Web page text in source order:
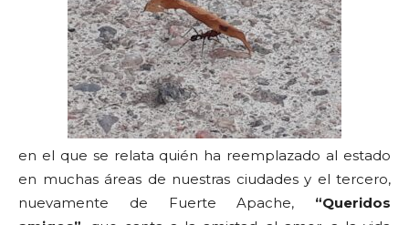
en el que se relata quién ha reemplazado al estado
en muchas áreas de nuestras ciudades y el tercero,
nuevamente de Fuerte Apache, “Queridos